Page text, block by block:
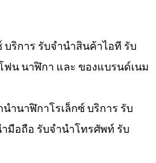
บริการ รับจำนำสินค้าไอที รับ
น นาฬิกา และ ของแบรนด์เนม
ำนาฬิกาโรเล็กซ์ บริการ รับ
มือถือ รับจำนำโทรศัพท์ รับ